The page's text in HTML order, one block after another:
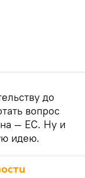
до
вопрос
— ЕС. Ну и
идею.